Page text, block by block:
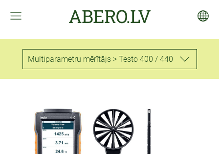
ABERO.LV
Multiparametru mērītājs > Testo 400 / 440